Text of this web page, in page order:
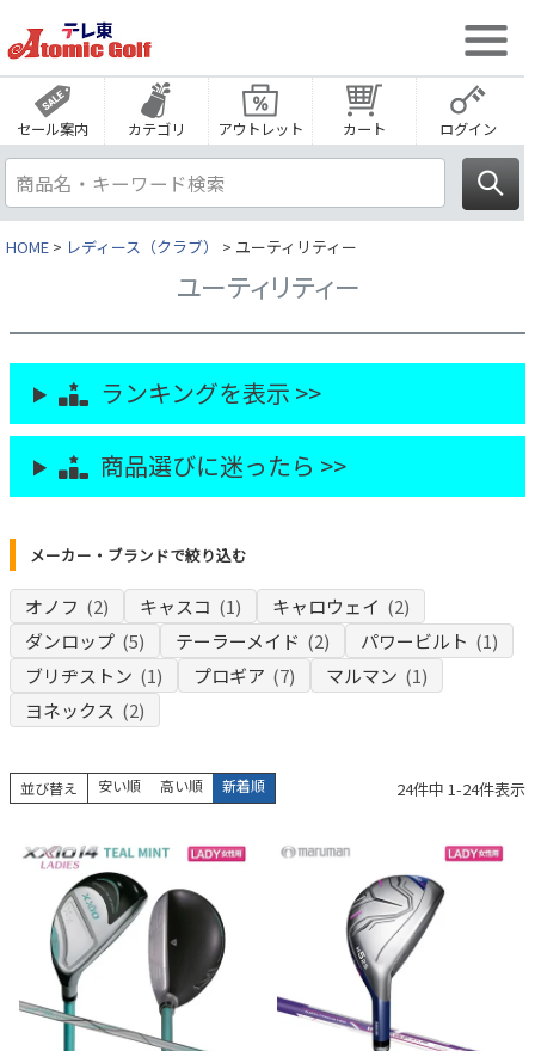
セール案内 カテゴリ アウトレット カート ログイン
HOME レディース（クラブ） ユーティリティー
ユーティリティー
ランキングを表示 >>
商品選びに迷ったら >>
メーカー・ブランドで絞り込む
オノフ (2) キャスコ (1) キャロウェイ (2)
ダンロップ (5) テーラーメイド (2) パワービルト (1)
ブリヂストン (1) プロギア (7) マルマン (1)
ヨネックス (2)
並び替え 安い順 高い順 新着順 24件中 1-24件表示